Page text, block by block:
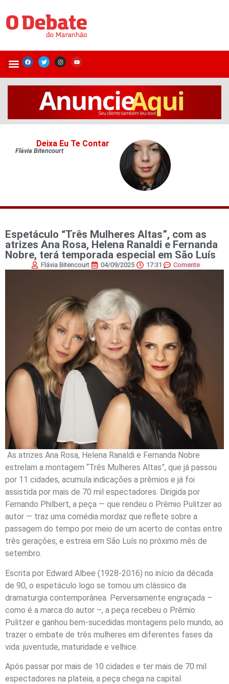
Deixa Eu Te Contar
Flávia Bitencourt
Espetáculo “Três Mulheres Altas”, com as
atrizes Ana Rosa, Helena Ranaldi e Fernanda
Nobre, terá temporada especial em São Luís
Flávia Bitencourt 04/09/2025 17:31 Comente
As atrizes Ana Rosa, Helena Ranaldi e Fernanda Nobre
estrelam a montagem “Três Mulheres Altas”, que já passou
por 11 cidades, acumula indicações a prêmios e já foi
assistida por mais de 70 mil espectadores. Dirigida por
Fernando Philbert, a peça — que rendeu o Prêmio Pulitzer ao
autor — traz uma comédia mordaz que reflete sobre a
passagem do tempo por meio de um acerto de contas entre
três gerações, e estreia em São Luís no próximo mês de
setembro.
Escrita por Edward Albee (1928-2016) no início da década
de 90, o espetáculo logo se tornou um clássico da
dramaturgia contemporânea. Perversamente engraçada –
como é a marca do autor –, a peça recebeu o Prêmio
Pulitzer e ganhou bem-sucedidas montagens pelo mundo, ao
trazer o embate de três mulheres em diferentes fases da
vida: juventude, maturidade e velhice.
Após passar por mais de 10 cidades e ter mais de 70 mil
espectadores na plateia, a peça chega na capital